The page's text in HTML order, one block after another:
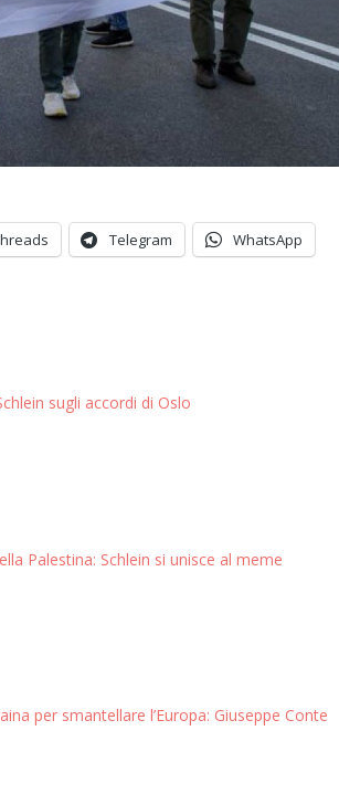
Telegram WhatsApp
sugli accordi di Oslo
Palestina: Schlein si unisce al meme
per smantellare l’Europa: Giuseppe Conte